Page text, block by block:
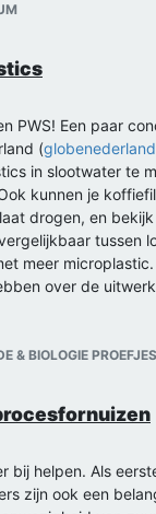
PWS! Een paar
(
in slootwater te
kunnen je
drogen, en
tussen
meer microplastic.
over de
& BIOLOGIE PROEFJES
bij helpen. Als
zijn ook een